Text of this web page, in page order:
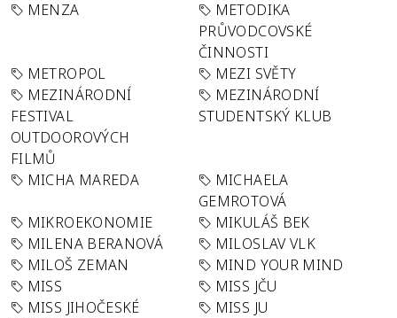
MENZA
METODIKA
PRŮVODCOVSKÉ
ČINNOSTI
METROPOL
MEZI SVĚTY
MEZINÁRODNÍ
FESTIVAL
OUTDOOROVÝCH
FILMŮ
MEZINÁRODNÍ
STUDENTSKÝ KLUB
MICHA MAREDA
MICHAELA
GEMROTOVÁ
MIKROEKONOMIE
MIKULÁŠ BEK
MILENA BERANOVÁ
MILOSLAV VLK
MILOŠ ZEMAN
MIND YOUR MIND
MISS
MISS JČU
MISS JIHOČESKÉ
MISS JU